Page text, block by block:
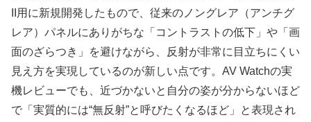
II用に新規開発したもので、従来のノングレア（アンチグ
レア）パネルにありがちな「コントラストの低下」や「画
面のざらつき」を避けながら、反射が非常に目立ちにくい
見え方を実現しているのが新しい点です。AV Watchの実
機レビューでも、近づかないと自分の姿が分からないほど
で「実質的には“無反射”と呼びたくなるほど」と表現され